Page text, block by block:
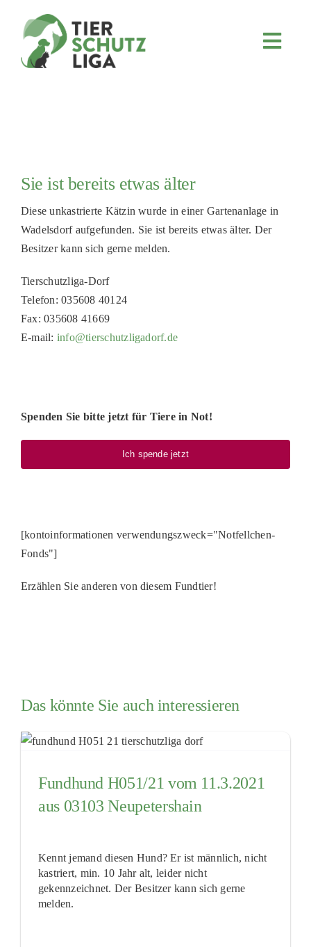
FÖRDERN & VERERBEN
KOOPERATIONEN
4KIDS
TIERHEIME
Sie ist bereits etwas älter
Diese unkastrierte Kätzin wurde in einer Gartenanlage in
Wadelsdorf aufgefunden. Sie ist bereits etwas älter. Der
Besitzer kann sich gerne melden.
Tierschutzliga-Dorf
Telefon: 035608 40124
Fax: 035608 41669
E-mail: info@tierschutzligadorf.de
Spenden Sie bitte jetzt für Tiere in Not!
Ich spende jetzt
[kontoinformationen verwendungszweck="Notfellchen-
Fonds"]
Erzählen Sie anderen von diesem Fundtier!
Das könnte Sie auch interessieren
Fundhund H051/21 vom 11.3.2021
aus 03103 Neupetershain
Kennt jemand diesen Hund? Er ist männlich, nicht
kastriert, min. 10 Jahr alt, leider nicht
gekennzeichnet. Der Besitzer kann sich gerne
melden.